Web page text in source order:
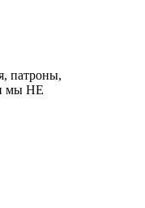
патроны,
мы НЕ